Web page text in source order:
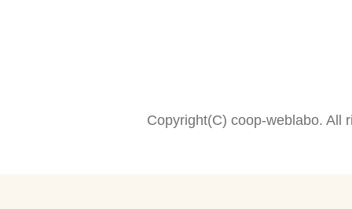
Copyright(C) coop-weblabo. All